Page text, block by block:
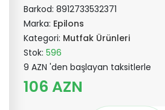
Barkod: 8912733532371
Marka: Epilons
Kategori: Mutfak Ürünleri
Stok: 596
9 AZN 'den başlayan taksitlerle
106 AZN